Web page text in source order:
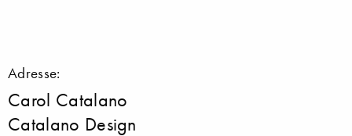
Adresse:
Carol Catalano
Catalano Design